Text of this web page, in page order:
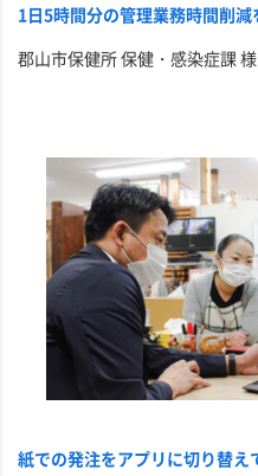
1日5時間分の管理業務時間削減
郡山市保健所 保健・感染症課 様
紙での発注をアプリに切り替